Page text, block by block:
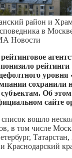
район и
в
Новости
рейтинги
сохранили
Об
сайте
вошло
в том числе
Краснодарский